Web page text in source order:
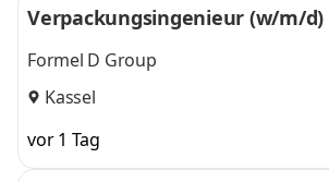
Verpackungsingenieur (w/m/d)
Formel D Group
Kassel
vor 1 Tag